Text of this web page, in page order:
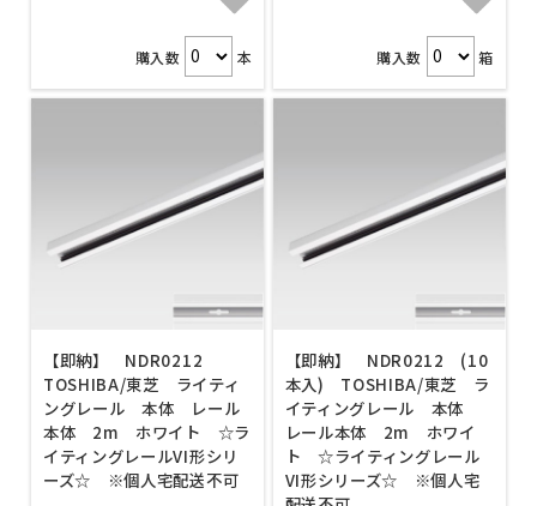
購入数 本 購入数 箱
【即納】 NDR0212
TOSHIBA/東芝 ライティ
ングレール 本体 レール
本体 2m ホワイト ☆ラ
イティングレールVI形シリ
ーズ☆ ※個人宅配送不可
【即納】 NDR0212 (10
本入) TOSHIBA/東芝 ラ
イティングレール 本体
レール本体 2m ホワイ
ト ☆ライティングレール
VI形シリーズ☆ ※個人宅